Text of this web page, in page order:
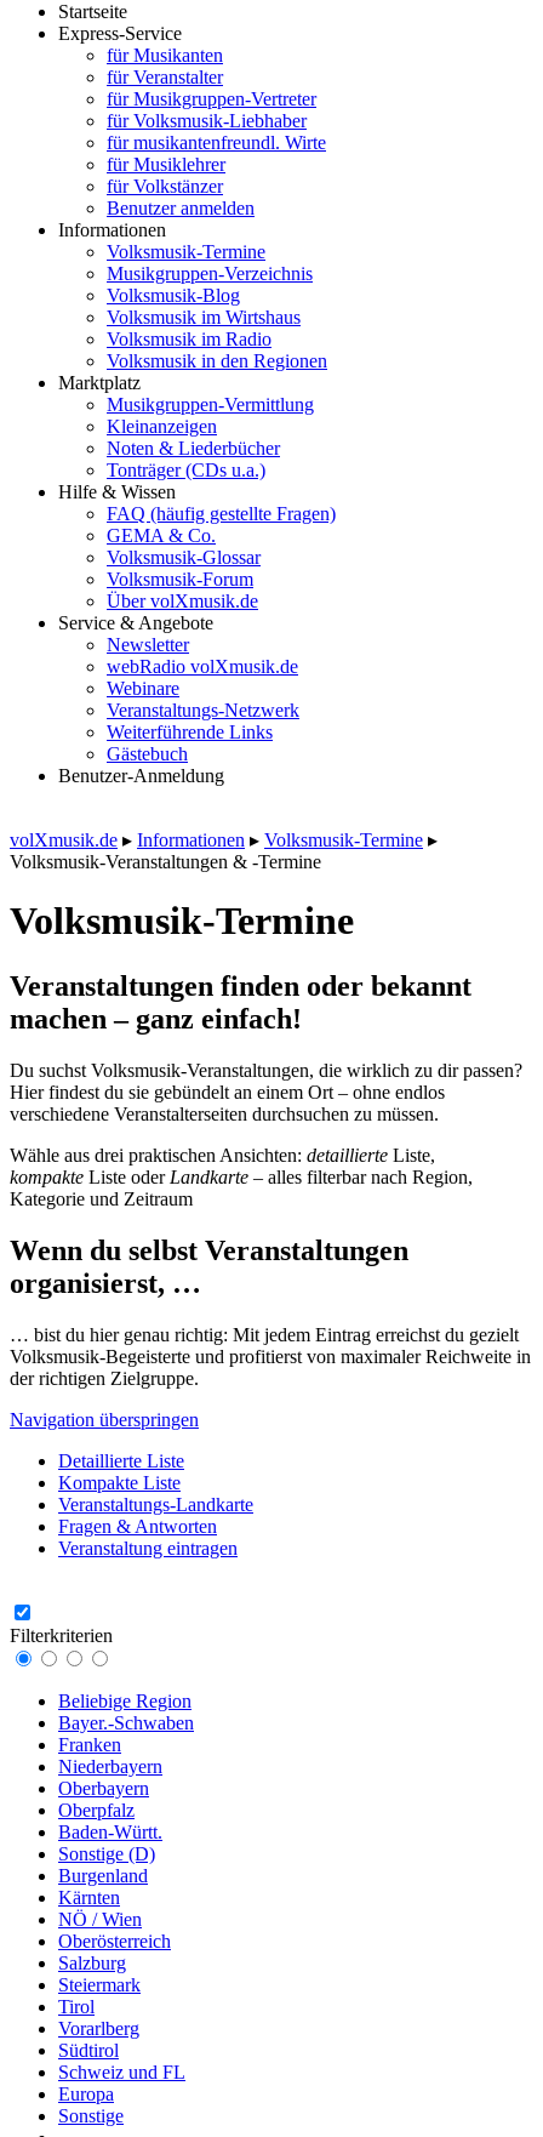
Startseite
Express-Service
für Musikanten
für Veranstalter
für Musikgruppen-Vertreter
für Volksmusik-Liebhaber
für musikantenfreundl. Wirte
für Musiklehrer
für Volkstänzer
Benutzer anmelden
Informationen
Volksmusik-Termine
Musikgruppen-Verzeichnis
Volksmusik-Blog
Volksmusik im Wirtshaus
Volksmusik im Radio
Volksmusik in den Regionen
Marktplatz
Musikgruppen-Vermittlung
Kleinanzeigen
Noten & Liederbücher
Tonträger (CDs u.a.)
Hilfe & Wissen
FAQ (häufig gestellte Fragen)
GEMA & Co.
Volksmusik-Glossar
Volksmusik-Forum
Über volXmusik.de
Service & Angebote
Newsletter
webRadio volXmusik.de
Webinare
Veranstaltungs-Netzwerk
Weiterführende Links
Gästebuch
Benutzer-Anmeldung
volXmusik.de ▸ Informationen ▸ Volksmusik-Termine ▸
Volksmusik-Veranstaltungen & -Termine
Volksmusik-Termine
Veranstaltungen finden oder bekannt
machen – ganz einfach!
Du suchst Volksmusik-Veranstaltungen, die wirklich zu dir passen?
Hier findest du sie gebündelt an einem Ort – ohne endlos
verschiedene Veranstalterseiten durchsuchen zu müssen.
Wähle aus drei praktischen Ansichten: detaillierte Liste,
kompakte Liste oder Landkarte – alles filterbar nach Region,
Kategorie und Zeitraum
Wenn du selbst Veranstaltungen
organisierst, …
… bist du hier genau richtig: Mit jedem Eintrag erreichst du gezielt
Volksmusik-Begeisterte und profitierst von maximaler Reichweite in
der richtigen Zielgruppe.
Navigation überspringen
Detaillierte Liste
Kompakte Liste
Veranstaltungs-Landkarte
Fragen & Antworten
Veranstaltung eintragen
Filterkriterien
Beliebige Region
Bayer.-Schwaben
Franken
Niederbayern
Oberbayern
Oberpfalz
Baden-Württ.
Sonstige (D)
Burgenland
Kärnten
NÖ / Wien
Oberösterreich
Salzburg
Steiermark
Tirol
Vorarlberg
Südtirol
Schweiz und FL
Europa
Sonstige